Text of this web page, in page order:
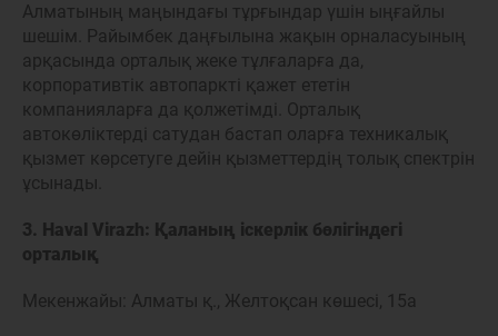
Алматының маңындағы тұрғындар үшін ыңғайлы
шешім. Райымбек даңғылына жақын орналасуының
арқасында орталық жеке тұлғаларға да,
корпоративтік автопаркті қажет ететін
компанияларға да қолжетімді. Орталық
автокөліктерді сатудан бастап оларға техникалық
қызмет көрсетуге дейін қызметтердің толық спектрін
ұсынады.
3. Haval Virazh: Қаланың іскерлік бөлігіндегі
орталық
Мекенжайы: Алматы қ., Желтоқсан көшесі, 15а